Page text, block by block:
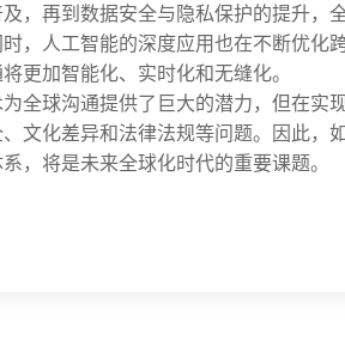
，再到数据安全与隐私保护的提升，
，人工智能的深度应用也在不断优化
更加智能化、实时化和无缝化。
全球沟通提供了巨大的潜力，但在实
文化差异和法律法规等问题。因此，
，将是未来全球化时代的重要课题。